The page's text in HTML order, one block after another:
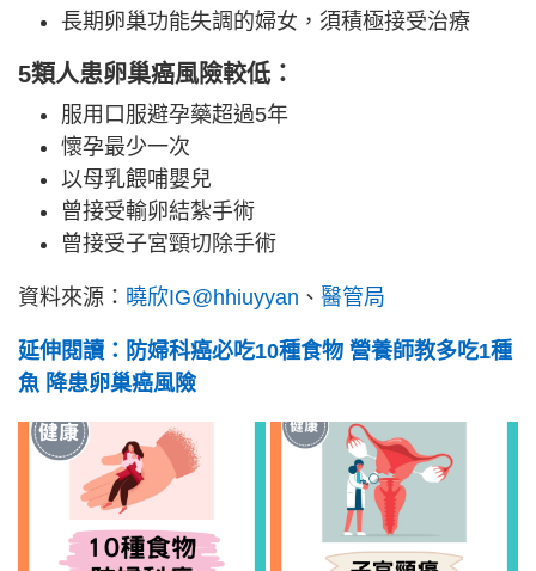
長期卵巢功能失調的婦女，須積極接受治療
5類人患卵巢癌風險較低：
服用口服避孕藥超過5年
懷孕最少一次
以母乳餵哺嬰兒
曾接受輸卵結紮手術
曾接受子宮頸切除手術
資料來源： 曉欣IG@hhiuyyan 、 醫管局
延伸閱讀：防婦科癌必吃10種食物 營養師教多吃1種
魚 降患卵巢癌風險